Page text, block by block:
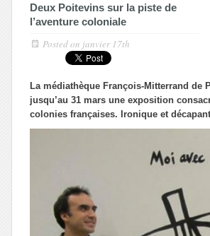
Deux Poitevins sur la piste de
l’aventure coloniale
Posted on janvier 17th
La médiathèque François-Mitterrand de
jusqu’au 31 mars une exposition
colonies françaises. Ironique et